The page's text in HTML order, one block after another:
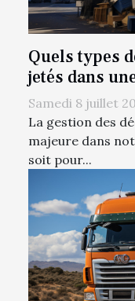
Quels types
jetés dans
Samedi 8 juillet
La gestion des
majeure dans
soit pour...